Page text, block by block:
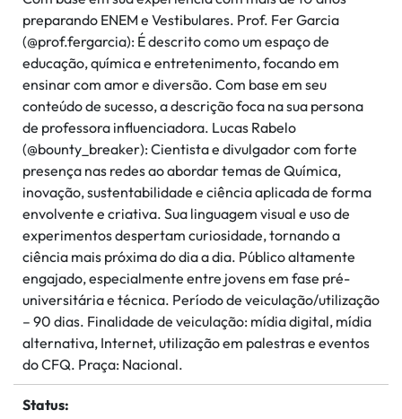
preparando ENEM e Vestibulares. Prof. Fer Garcia
(@prof.fergarcia): É descrito como um espaço de
educação, química e entretenimento, focando em
ensinar com amor e diversão. Com base em seu
conteúdo de sucesso, a descrição foca na sua persona
de professora influenciadora. Lucas Rabelo
(@bounty_breaker): Cientista e divulgador com forte
presença nas redes ao abordar temas de Química,
inovação, sustentabilidade e ciência aplicada de forma
envolvente e criativa. Sua linguagem visual e uso de
experimentos despertam curiosidade, tornando a
ciência mais próxima do dia a dia. Público altamente
engajado, especialmente entre jovens em fase pré-
universitária e técnica. Período de veiculação/utilização
– 90 dias. Finalidade de veiculação: mídia digital, mídia
alternativa, Internet, utilização em palestras e eventos
do CFQ. Praça: Nacional.
Status: